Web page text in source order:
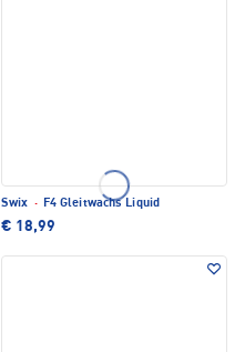
Swix · F4 Gleitwachs Liquid
€ 18,99